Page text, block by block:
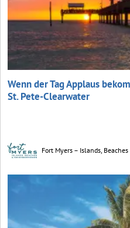
Wenn der Tag Applaus
St. Pete-Clearwater
Fort Myers – Islands,